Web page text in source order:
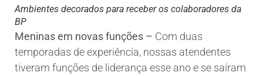
Ambientes decorados para receber os colaboradores da
BP
Meninas em novas funções – Com duas
temporadas de experiência, nossas atendentes
tiveram funções de liderança esse ano e se saíram